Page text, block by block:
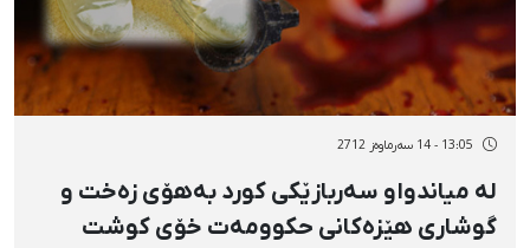
13:05 - 14 سەرماوەز 2712
لە میاندواو سەربازێكی كورد بەهۆی زەخت و
گوشاری هێزەكانی حكوومەت خۆی كوشت